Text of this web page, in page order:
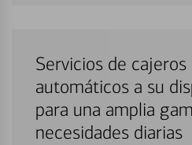
Servicios de cajeros
automáticos a su
para una amplia
necesidades diarias